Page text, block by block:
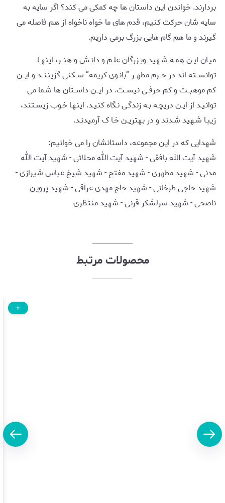
بردارند. خواندن این داستان ها چه کمکی می کند؟ اگر سایه به
سایه شان حرکت کنیم، قدم های ما خواه ناخواه از هم فاصله می
گیرند و ما هم گام هایی بزرگ برمی داریم.
میـان ایـن همـه شـهید وبـزرگان علـم و دانـش و هنــر، اینهــا
توانســته اند در حــرم مطهــر ”بانـوی کریمه“ ســکنی گزیننــد و ایــن
کم موهبــت و کم حرفــی نیســت. در ایــن داســتان ها شـما می
توانیـد از ایـن دریچـه بـه زندگـی نـگاه کنیـد. اینهـا خـوب زیسـتند،
زیبـا شـهید شـدند و در بهتریـن خـا ک آرمیدنـد.
شهدایی که در این مجموعه، داستانشان را می خوانیم:
شهید آیت الله بافقی - شهید آیت الله محلاتی - شهید آیت الله
مدنی - شهید مطهری - شهید مفتح - شهید شیخ عباس شیرازی -
شهید حاجی طرخانی - شهید حاج مهدی عراقی - شهید پروین
ناصحی - شهید سرلشکر قرنی - شهید منتظری
محصولات مرتبط